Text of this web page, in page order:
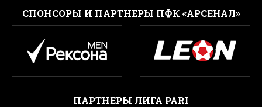
CПОНСОРЫ И ПАРТНЕРЫ ПФК «АРСЕНАЛ»
ПАРТНЕРЫ ЛИГА PARI